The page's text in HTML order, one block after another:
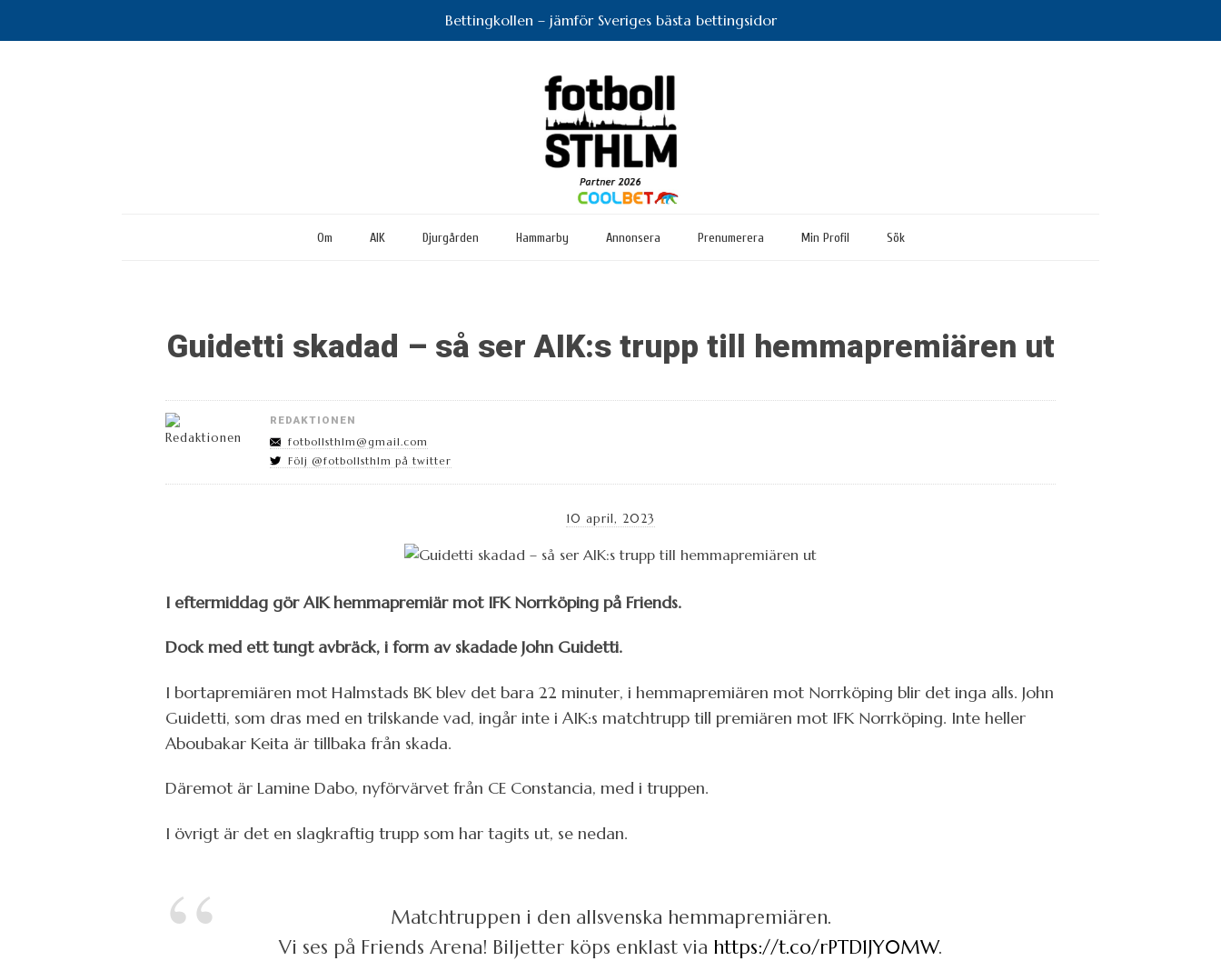
Bettingkollen – jämför Sveriges bästa bettingsidor
Om AIK Djurgården Hammarby Annonsera Prenumerera Min Profil Sök
Guidetti skadad – så ser AIK:s trupp till hemmapremiären ut
REDAKTIONEN
fotbollsthlm@gmail.com
Följ @fotbollsthlm på twitter
10 april, 2023
I eftermiddag gör AIK hemmapremiär mot IFK Norrköping på Friends.
Dock med ett tungt avbräck, i form av skadade John Guidetti.
I bortapremiären mot Halmstads BK blev det bara 22 minuter, i hemmapremiären mot Norrköping blir det inga alls. John
Guidetti, som dras med en trilskande vad, ingår inte i AIK:s matchtrupp till premiären mot IFK Norrköping. Inte heller
Aboubakar Keita är tillbaka från skada.
Däremot är Lamine Dabo, nyförvärvet från CE Constancia, med i truppen.
I övrigt är det en slagkraftig trupp som har tagits ut, se nedan.
Matchtruppen i den allsvenska hemmapremiären.
Vi ses på Friends Arena! Biljetter köps enklast via https://t.co/rPTD1JY0MW.